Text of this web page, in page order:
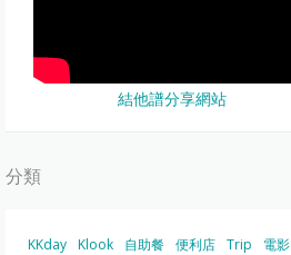
結他譜分享網站
分類
KKday Klook 自助餐 便利店 Trip
電影